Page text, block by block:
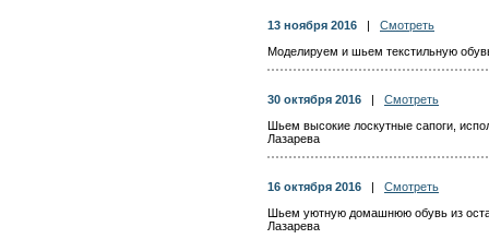
13 ноября 2016
Смотреть
Моделируем и шьем текстильную
30 октября 2016
Смотреть
Шьем высокие лоскутные сапоги,
Лазарева
16 октября 2016
Смотреть
Шьем уютную домашнюю обувь из
Лазарева